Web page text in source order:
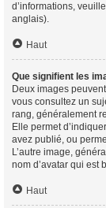
d’informations,
anglais).
Haut
Que signifient les
Deux images
vous consultez un
rang, généralement
Elle permet
avez publié, ou
L’autre image,
nom d’avatar qui est
Haut